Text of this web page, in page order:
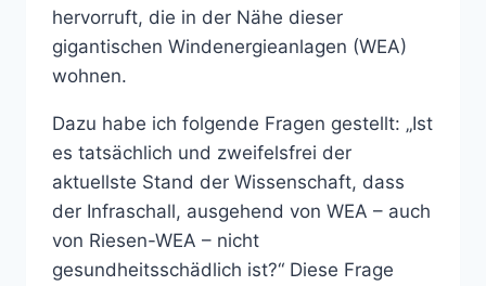
hervorruft, die in der Nähe dieser
gigantischen Windenergieanlagen (WEA)
wohnen.
Dazu habe ich folgende Fragen gestellt: „Ist
es tatsächlich und zweifelsfrei der
aktuellste Stand der Wissenschaft, dass
der Infraschall, ausgehend von WEA – auch
von Riesen-WEA – nicht
gesundheitsschädlich ist?“ Diese Frage